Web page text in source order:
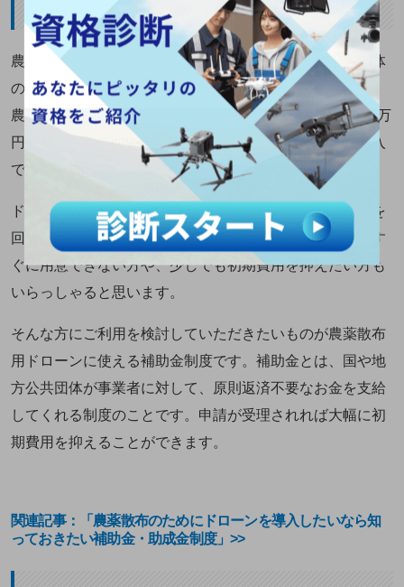
高額な機体の購入費
農業用ドローン導入の最大のネックになっているのが機体
の購入費用です。
農業用ドローンは安くても100万程度、高いものだと300万
円以上もかかります。無人ヘリと比べると半額以下で購入
できるといえども、決して安い買い物ではありません。
ドローンを上手に活用できれば数年以内に機体購入費用を
回収することは十分に可能ですが、初期費用の数百万をす
ぐに用意できない方や、少しでも初期費用を抑えたい方も
いらっしゃると思います。
そんな方にご利用を検討していただきたいものが農薬散布
用ドローンに使える補助金制度です。補助金とは、国や地
方公共団体が事業者に対して、原則返済不要なお金を支給
してくれる制度のことです。申請が受理されれば大幅に初
期費用を抑えることができます。
関連記事：「農薬散布のためにドローンを導入したいなら知
っておきたい補助金・助成金制度」>>